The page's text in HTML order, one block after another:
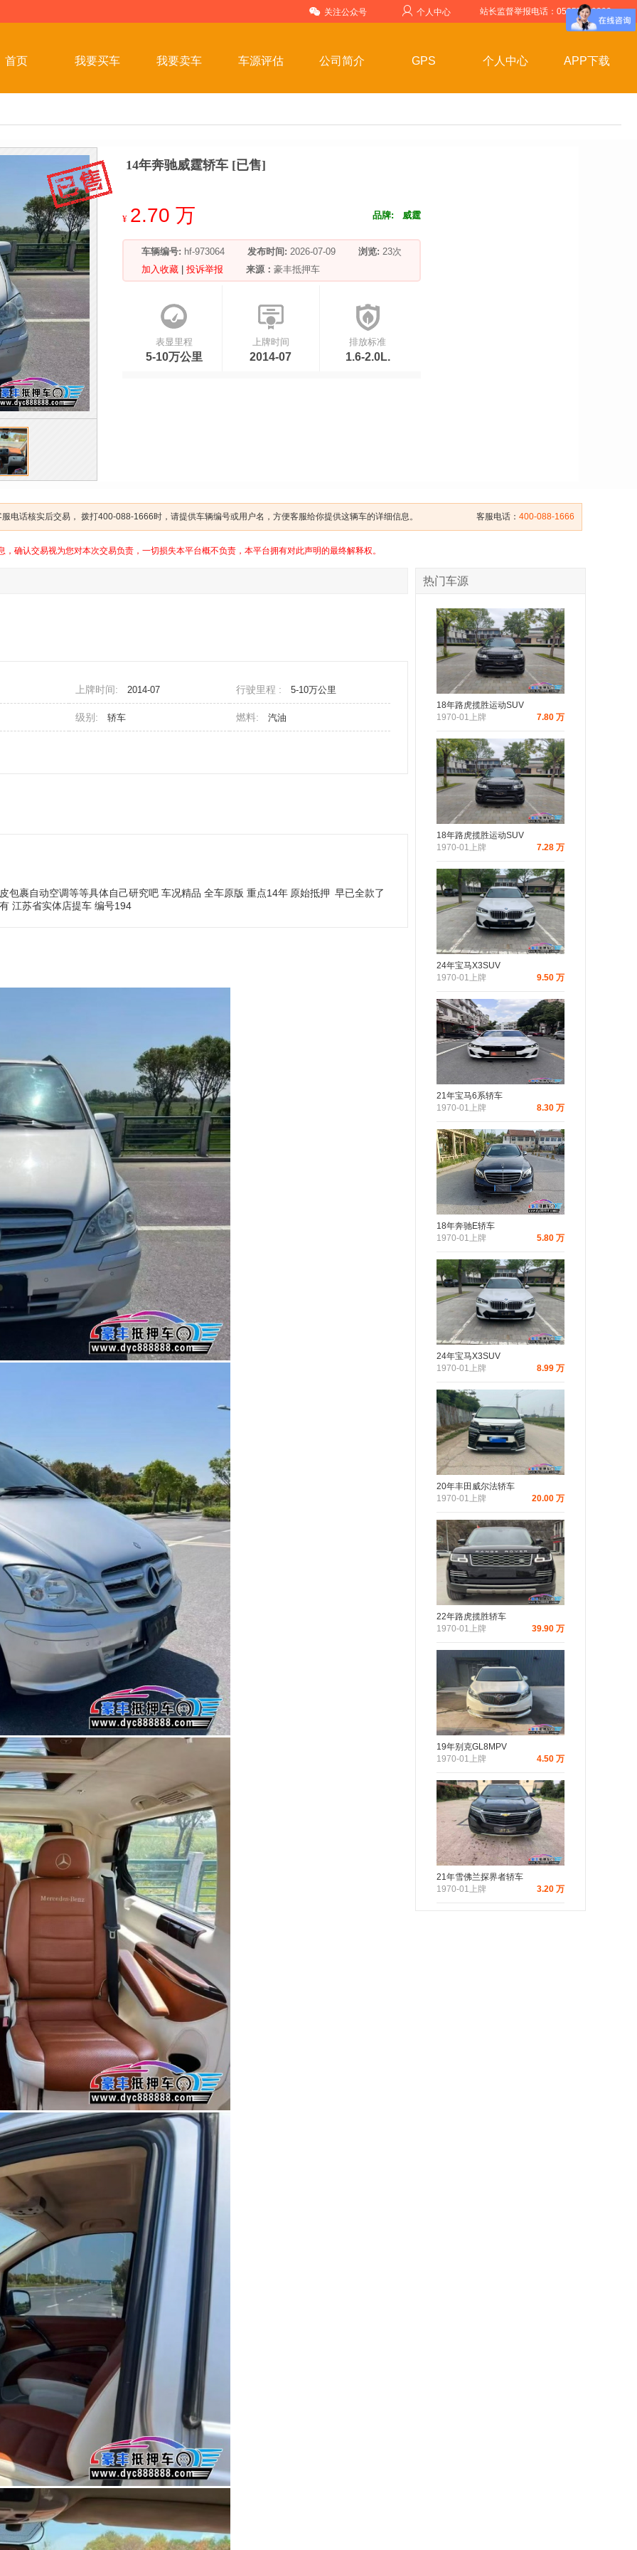
关注公众号 个人中心 站长监督举报电话：05357599999
首页 我要买车 我要卖车 车源评估 公司简介 GPS 个人中心 APP下载
14年奔驰威霆轿车 [已售]
¥ 2.70 万 品牌: 威霆
车辆编号: hf-973064 发布时间: 2026-07-09 浏览: 23次
加入收藏
投诉举报 来源： 豪丰抵押车
表显里程
5-10万公里
上牌时间
2014-07
排放标准
1.6-2.0L.
客服电话： 400-088-1666
电话核实后交易， 拨打400-088-1666时，请提供车辆编号或用户名，方便客服给你提供这辆车的详细信息。
确认交易视为您对本次交易负责，一切损失本平台概不负责，本平台拥有对此声明的最终解释权。
上牌时间: 2014-07 行驶里程 : 5-10万公里
级别: 轿车 燃料: 汽油
包裹自动空调等等具体自己研究吧 车况精品 全车原版 重点14年 原始抵押 早已全款了
江苏省实体店提车 编号194
热门车源
18年路虎揽胜运动SUV
1970-01上牌
7.80 万
18年路虎揽胜运动SUV
1970-01上牌
7.28 万
24年宝马X3SUV
1970-01上牌
9.50 万
21年宝马6系轿车
1970-01上牌
8.30 万
18年奔驰E轿车
1970-01上牌
5.80 万
24年宝马X3SUV
1970-01上牌
8.99 万
20年丰田威尔法轿车
1970-01上牌
20.00 万
22年路虎揽胜轿车
1970-01上牌
39.90 万
19年别克GL8MPV
1970-01上牌
4.50 万
21年雪佛兰探界者轿车
1970-01上牌
3.20 万